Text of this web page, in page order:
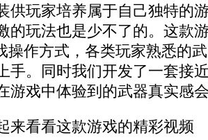
供玩家培养属于自己独特的
的玩法也是少不了的。这款
操作方式，各类玩家熟悉的
手。同时我们开发了一套接
游戏中体验到的武器真实感
看看这款游戏的精彩视频